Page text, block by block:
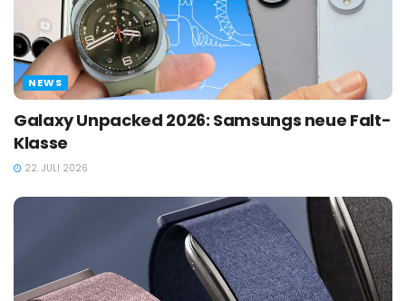
NEWS
Galaxy Unpacked 2026: Samsungs neue Falt-
Klasse
22. JULI 2026